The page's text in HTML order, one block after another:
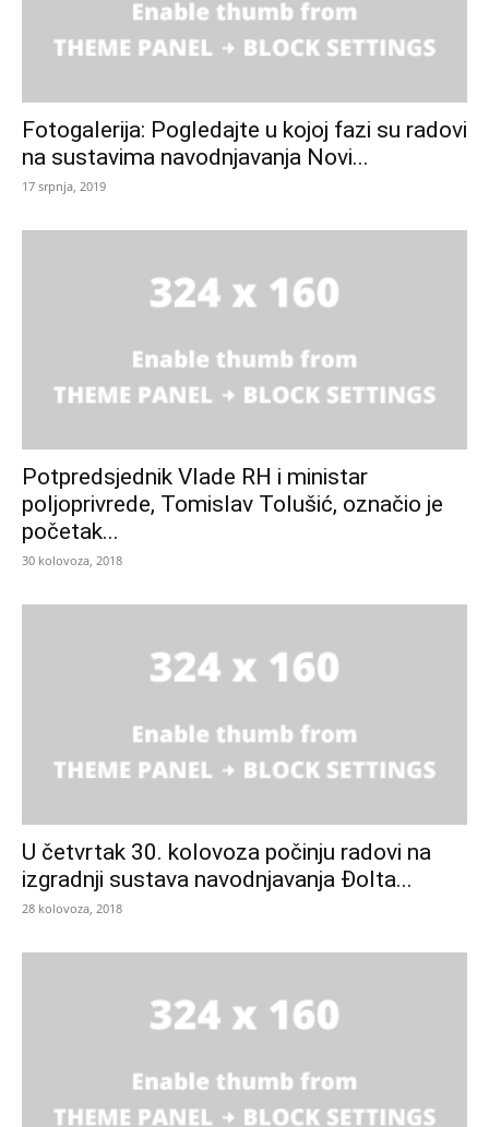
Fotogalerija: Pogledajte u kojoj fazi su radovi
na sustavima navodnjavanja Novi...
17 srpnja, 2019
Potpredsjednik Vlade RH i ministar
poljoprivrede, Tomislav Tolušić, označio je
početak...
30 kolovoza, 2018
U četvrtak 30. kolovoza počinju radovi na
izgradnji sustava navodnjavanja Đolta...
28 kolovoza, 2018